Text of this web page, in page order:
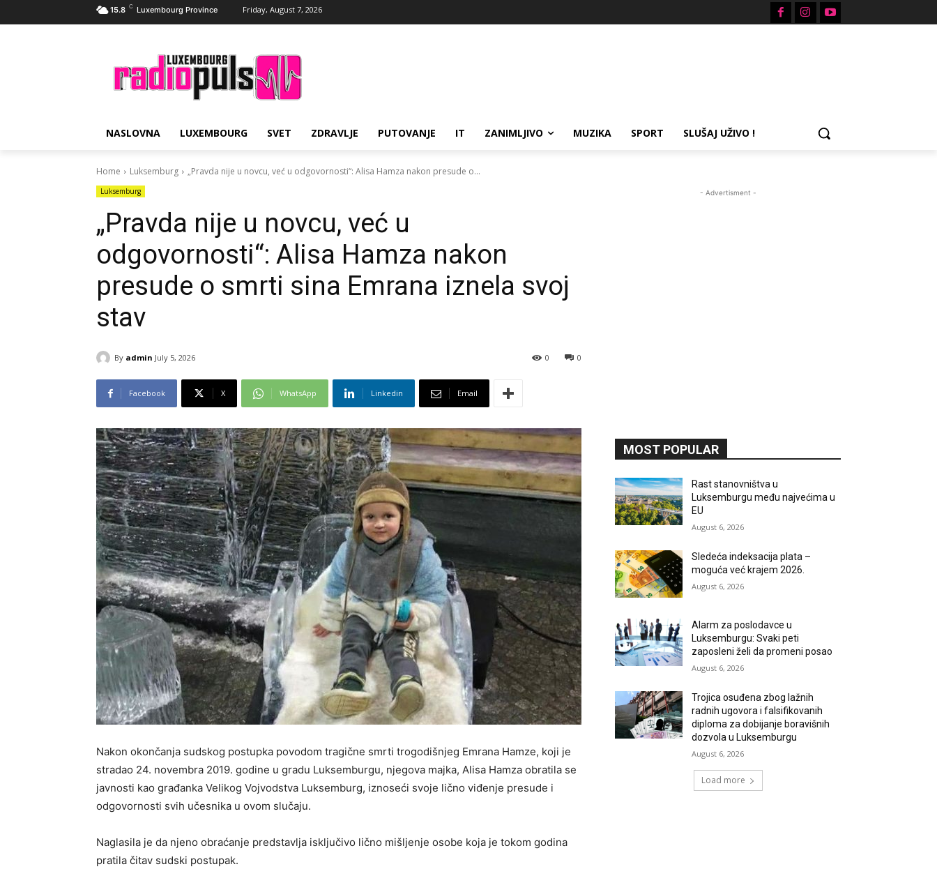
15.8 C Luxembourg Province Friday, August 7, 2026
NASLOVNA LUXEMBOURG SVET ZDRAVLJE PUTOVANJE IT ZANIMLJIVO MUZIKA SPORT SLUŠAJ UŽIVO !
Home Luksemburg „Pravda nije u novcu, već u odgovornosti“: Alisa Hamza nakon presude o...
Luksemburg
„Pravda nije u novcu, već u
odgovornosti“: Alisa Hamza nakon
presude o smrti sina Emrana iznela svoj
stav
By admin July 5, 2026 0
0
Facebook X WhatsApp Linkedin Email
Nakon okončanja sudskog postupka povodom tragične smrti trogodišnjeg Emrana Hamze, koji je
stradao 24. novembra 2019. godine u gradu Luksemburgu, njegova majka, Alisa Hamza obratila se
javnosti kao građanka Velikog Vojvodstva Luksemburg, iznoseći svoje lično viđenje presude i
odgovornosti svih učesnika u ovom slučaju.
Naglasila je da njeno obraćanje predstavlja isključivo lično mišljenje osobe koja je tokom godina
pratila čitav sudski postupak.
- Advertisment -
MOST POPULAR
Rast stanovništva u
Luksemburgu među najvećima u
EU
August 6, 2026
Sledeća indeksacija plata –
moguća već krajem 2026.
August 6, 2026
Alarm za poslodavce u
Luksemburgu: Svaki peti
zaposleni želi da promeni posao
August 6, 2026
Trojica osuđena zbog lažnih
radnih ugovora i falsifikovanih
diploma za dobijanje boravišnih
dozvola u Luksemburgu
August 6, 2026
Load more